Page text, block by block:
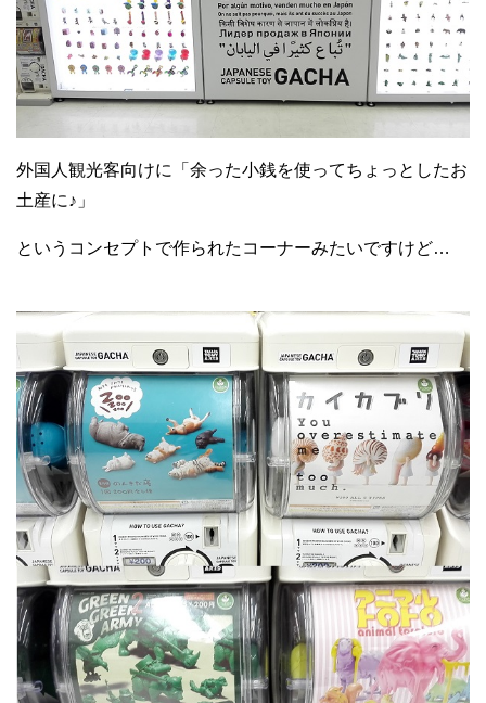
外国人観光客向けに「余った小銭を使ってちょっとしたお
土産に♪」
というコンセプトで作られたコーナーみたいですけど…